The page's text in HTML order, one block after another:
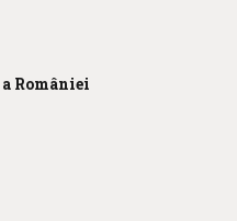
a României